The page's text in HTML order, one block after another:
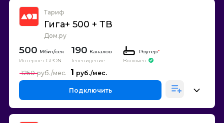
Тариф
Гига+ 500 + ТВ
Дом.ру
500
Интернет GPON
190 Каналов
Телевидение
Роутер*
Включен
1
1250
Подключить